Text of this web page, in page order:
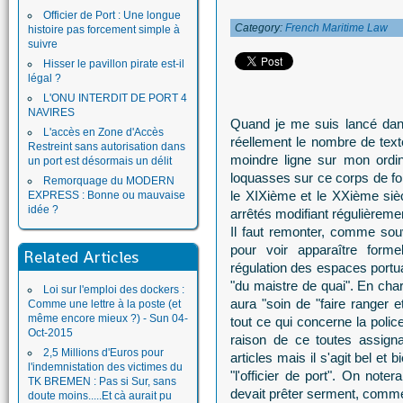
Officier de Port : Une longue
histoire pas forcement simple à
suivre
Hisser le pavillon pirate est-il
légal ?
L'ONU INTERDIT DE PORT 4
NAVIRES
L'accès en Zone d'Accès
Restreint sans autorisation dans
un port est désormais un délit
Remorquage du MODERN
EXPRESS : Bonne ou mauvaise
idée ?
Related Articles
Loi sur l'emploi des dockers :
Comme une lettre à la poste (et
même encore mieux ?) - Sun 04-
Oct-2015
2,5 Millions d'Euros pour
l'indemnistation des victimes du
TK BREMEN : Pas si Sur, sans
doute moins.....Et cà aurait pu
Category: French Maritime Law
Quand je me suis lancé
réellement le nombre de
moindre ligne sur mon
loquasses sur ce corps de
le XIXième et le XXième
arrêtés modifiant
Il faut remonter, comme
pour voir apparaître
régulation des espaces
"du maistre de quai". En
aura "soin de "faire ranger
tout ce qui concerne la
raison de ce toutes
articles mais il s'agit bel et
"l'officier de port". On
devait prêter serment,